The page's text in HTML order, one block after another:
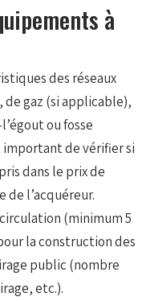
à
des réseaux
gaz (si applicable),
ou fosse
de vérifier si
dans le prix de
de l’acquéreur.
(minimum 5
la construction des
public (nombre
etc.).